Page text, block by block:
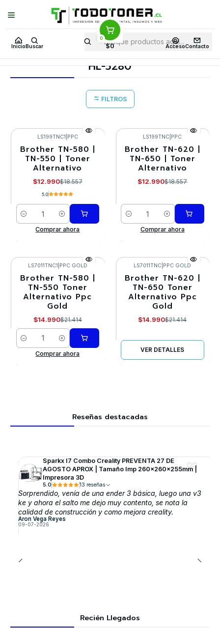
Inicio Buscar
0
$0 AccesoContacto
Puedes Elegir: Comprar enTienda· Despachoa Todo Chile · Retiro en
Tienda en24 Horas
Inicio Toner y tambor Toner Alternativo BROTHER
Equipos BROTHER
HL-5280
FILTROS
-30%
LS199TNC1 PPC
Brother TN-580 |
TN-550 | Toner
Alternativo
$12.990$18.557
5.0
Cantidad
Comprar ahora
-30%
LS199TNC PPC
Brother TN-620 |
TN-650 | Toner
Alternativo
$12.990$18.557
Cantidad
Comprar ahora
-30%
LS7011TNC1 PPC GOLD
Brother TN-580 |
TN-550 Toner
Alternativo Ppc
Gold
$14.990$21.414
Cantidad
Comprar ahora
-30%
Agotado
LS7011TNC PPC GOLD
Brother TN-620 |
TN-650 Toner
Alternativo Ppc
Gold
$14.990$21.414
VER DETALLES
Reseñas destacadas
Sparkx I7 Combo Creality PREVENTA 27 DE
AGOSTO APROX | Tamaño Imp 260x260x255mm |
Impresora 3D
5.0 13 reseñas
Sorprendido, venía de una ender 3 básica, luego una v3
ke y ahora el salto me dejo muy contento, se nota la
calidad de construcción y como mejora creality.
Aron Vega Reyes
09-07-2026
Recién Llegados